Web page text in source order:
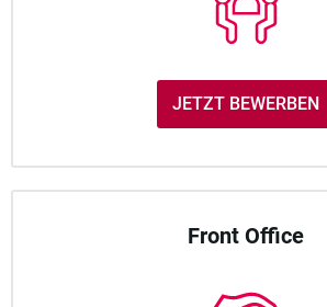
JETZT BEWERBEN
Front Office